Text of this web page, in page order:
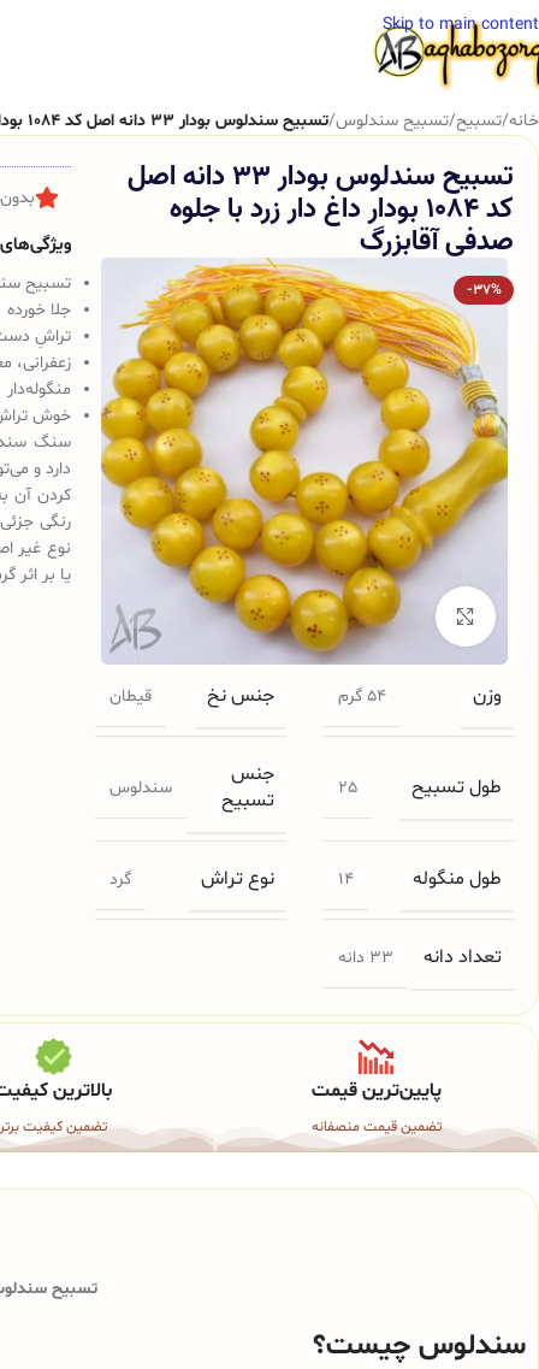
Skip to main content
خانه/تسبیح/تسبیح سندلوس/تسبیح سندلوس بودار 33 دانه اصل کد 1084 بودار داغ دار زرد با جلوه صدفی آقابزرگ
تسبیح سندلوس بودار 33 دانه اصل
کد 1084 بودار داغ دار زرد با جلوه
صدفی آقابزرگ
-37%
برای بزرگنمایی کلیک کنید
وزن 54 گرم جنس نخ قیطان
طول تسبیح 25
جنس
تسبیح
سندلوس
طول منگوله 14 نوع تراش گرد
تعداد دانه 33 دانه
ویژگی‌های
تسبیح
جلا خورده
تراشِ
زعفرانی،
منگوله‌دار
خوش
سنگ
دارد و
کردن آن
رنگی
نوع غیر
یا بر اثر
پایین‌ترین قیمت
تضمین قیمت منصفانه
بالاترین
تضمین کیفیت برتر
تسبیح
سندلوس چیست؟